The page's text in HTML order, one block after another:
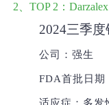
2、TOP 2：
2024三季
公司：强生
FDA首批日期